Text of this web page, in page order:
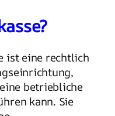
ist eine rechtlich
betriebliche
kann. Sie